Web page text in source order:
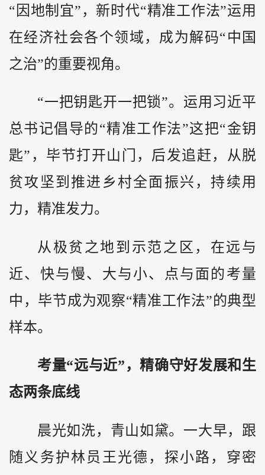
“因地制宜”，新时代“精准工作法”运用
在经济社会各个领域，成为解码“中国
之治”的重要视角。
“一把钥匙开一把锁”。运用习近平
总书记倡导的“精准工作法”这把“金钥
匙”，毕节打开山门，后发追赶，从脱
贫攻坚到推进乡村全面振兴，持续用
力，精准发力。
从极贫之地到示范之区，在远与
近、快与慢、大与小、点与面的考量
中，毕节成为观察“精准工作法”的典型
样本。
考量“远与近”，精确守好发展和生
态两条底线
晨光如洗，青山如黛。一大早，跟
随义务护林员王光德，探小路，穿密